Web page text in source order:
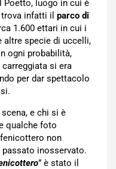
Poetto, luogo in cui è
infatti il parco di
1.600 ettari in cui i
specie di uccelli,
ogni probabilità,
carreggiata si era
per dar spettacolo
e chi si è
qualche foto
fenicottero non
inosservato.
” è stato il